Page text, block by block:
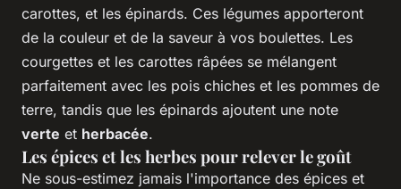
carottes, et les épinards. Ces légumes apporteront
de la couleur et de la saveur à vos boulettes. Les
courgettes et les carottes râpées se mélangent
parfaitement avec les pois chiches et les pommes de
terre, tandis que les épinards ajoutent une note
verte et herbacée.
Les épices et les herbes pour relever le goût
Ne sous-estimez jamais l'importance des épices et